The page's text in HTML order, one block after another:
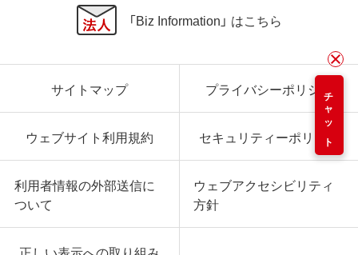
チャット
「Biz Information」 はこちら
サイトマップ プライバシーポリシー
ウェブサイト利用規約 セキュリティーポリシー
利用者情報の外部送信に
ついて
ウェブアクセシビリティ
方針